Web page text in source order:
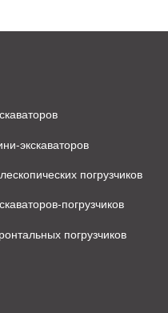
экскаваторов
погрузчиков
погрузчиков
погрузчиков